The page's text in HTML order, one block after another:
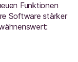
Funktionen
Software stärker